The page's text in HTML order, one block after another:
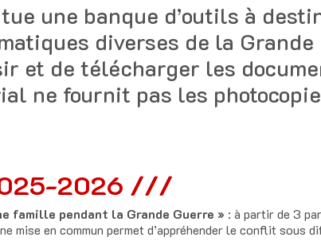
une banque d’outils à
diverses de la
et de télécharger les
ne fournit pas les
2026 ///
famille pendant la Grande Guerre » : à partir de 3
mise en commun permet d’appréhender le conflit sous